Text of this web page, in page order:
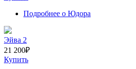
Подробнее о Юдора
Эйва 2
21 200₽
Купить